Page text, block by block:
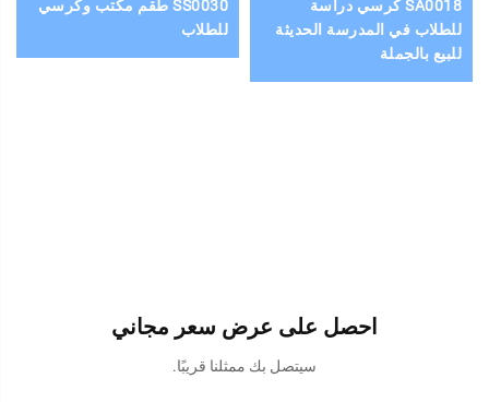
SA0018 كرسي دراسة
للطلاب في المدرسة الحديثة
للبيع بالجملة
SS0030 طقم مكتب وكرسي
للطلاب
احصل على عرض سعر مجاني
سيتصل بك ممثلنا قريبًا.